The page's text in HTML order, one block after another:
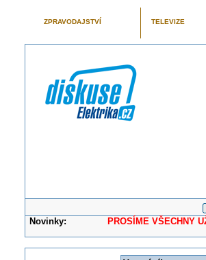
ZPRAVODAJSTVÍ TELEVIZE
Novinky: PROSÍME VŠECHNY